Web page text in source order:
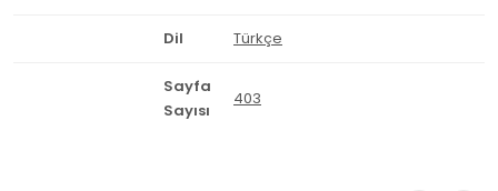
Dil Türkçe
Sayfa
Sayısı
403